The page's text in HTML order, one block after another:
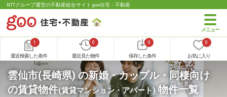
NTTグループ運営の不動産総合サイト goo住宅・不動産
1
最近検索した条件
0
最近見た物件
0
保存した条件
0
お気に入り
雲仙市(長崎県) の新婚・カップル・同棲向け
の賃貸物件(賃貸マンション・アパート)物件一覧